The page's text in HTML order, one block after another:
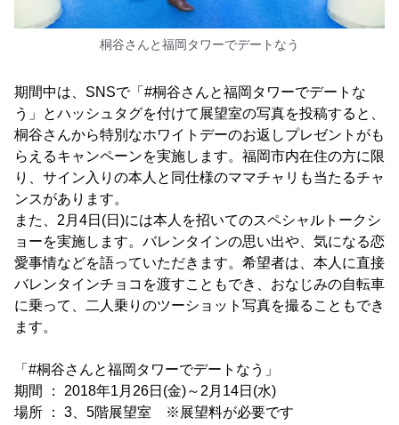
桐谷さんと福岡タワーでデートなう
期間中は、SNSで「#桐谷さんと福岡タワーでデートな
う」とハッシュタグを付けて展望室の写真を投稿すると、
桐谷さんから特別なホワイトデーのお返しプレゼントがも
らえるキャンペーンを実施します。福岡市内在住の方に限
り、サイン入りの本人と同仕様のママチャリも当たるチャ
ンスがあります。
また、2月4日(日)には本人を招いてのスペシャルトークシ
ョーを実施します。バレンタインの思い出や、気になる恋
愛事情などを語っていただきます。希望者は、本人に直接
バレンタインチョコを渡すこともでき、おなじみの自転車
に乗って、二人乗りのツーショット写真を撮ることもでき
ます。
「#桐谷さんと福岡タワーでデートなう」
期間 ： 2018年1月26日(金)～2月14日(水)
場所 ： 3、5階展望室 ※展望料が必要です